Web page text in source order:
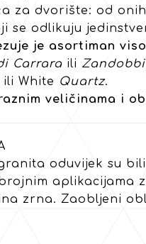
za dvorište: od
se odlikuju
je asortiman
Carrara ili
White Quartz.
veličinama i
oduvijek su
aplikacijama
zrna. Zaobljeni